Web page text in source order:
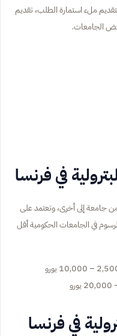
ملء استمارة الطلب، تقديم
بعض الجامعات.
في فرنسا
من جامعة إلى أخرى، وتعتمد على
في الجامعات الحكومية أقل
في فرنسا